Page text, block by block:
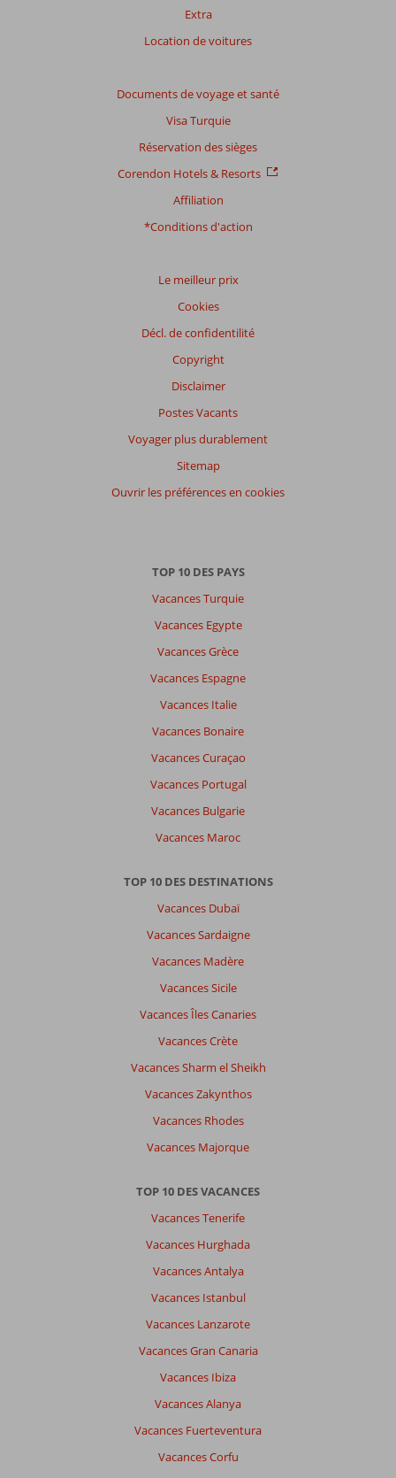
Extra
Location de voitures
Documents de voyage et santé
Visa Turquie
Réservation des sièges
Corendon Hotels & Resorts
Affiliation
*Conditions d'action
Le meilleur prix
Cookies
Décl. de confidentilité
Copyright
Disclaimer
Postes Vacants
Voyager plus durablement
Sitemap
Ouvrir les préférences en cookies
TOP 10 DES PAYS
Vacances Turquie
Vacances Egypte
Vacances Grèce
Vacances Espagne
Vacances Italie
Vacances Bonaire
Vacances Curaçao
Vacances Portugal
Vacances Bulgarie
Vacances Maroc
TOP 10 DES DESTINATIONS
Vacances Dubaï
Vacances Sardaigne
Vacances Madère
Vacances Sicile
Vacances Îles Canaries
Vacances Crète
Vacances Sharm el Sheikh
Vacances Zakynthos
Vacances Rhodes
Vacances Majorque
TOP 10 DES VACANCES
Vacances Tenerife
Vacances Hurghada
Vacances Antalya
Vacances Istanbul
Vacances Lanzarote
Vacances Gran Canaria
Vacances Ibiza
Vacances Alanya
Vacances Fuerteventura
Vacances Corfu